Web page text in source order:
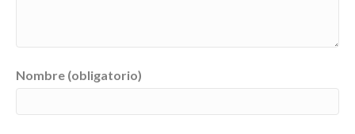
Nombre (obligatorio)